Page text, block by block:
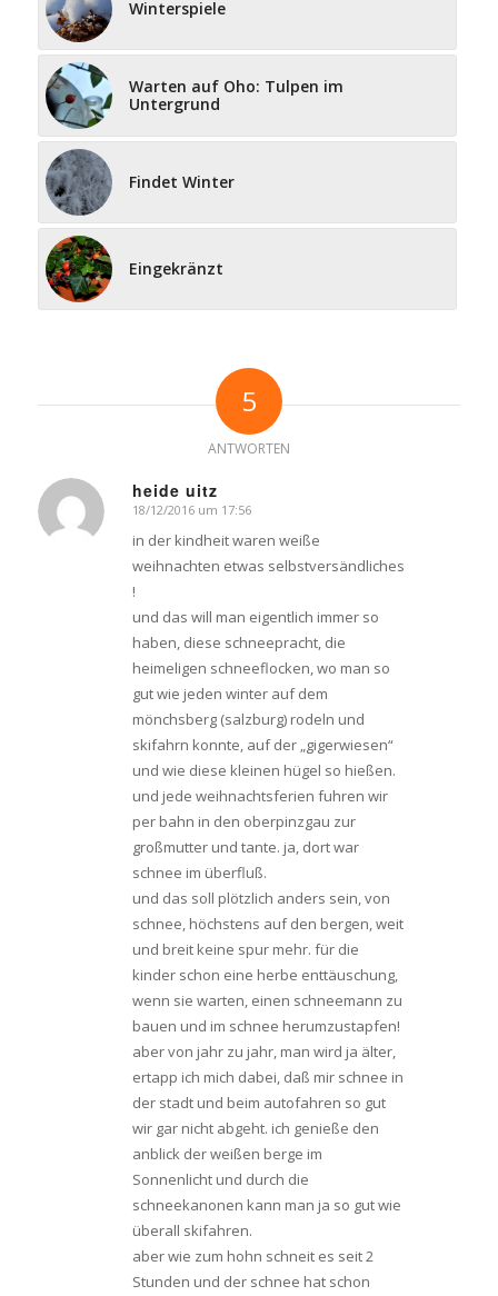
Winterspiele
Warten auf Oho: Tulpen im
Untergrund
Findet Winter
Eingekränzt
5
ANTWORTEN
heide uitz
says:
18/12/2016 um 17:56
in der kindheit waren weiße
weihnachten etwas selbstversändliches
!
und das will man eigentlich immer so
haben, diese schneepracht, die
heimeligen schneeflocken, wo man so
gut wie jeden winter auf dem
mönchsberg (salzburg) rodeln und
skifahrn konnte, auf der „gigerwiesen“
und wie diese kleinen hügel so hießen.
und jede weihnachtsferien fuhren wir
per bahn in den oberpinzgau zur
großmutter und tante. ja, dort war
schnee im überfluß.
und das soll plötzlich anders sein, von
schnee, höchstens auf den bergen, weit
und breit keine spur mehr. für die
kinder schon eine herbe enttäuschung,
wenn sie warten, einen schneemann zu
bauen und im schnee herumzustapfen!
aber von jahr zu jahr, man wird ja älter,
ertapp ich mich dabei, daß mir schnee in
der stadt und beim autofahren so gut
wir gar nicht abgeht. ich genieße den
anblick der weißen berge im
Sonnenlicht und durch die
schneekanonen kann man ja so gut wie
überall skifahren.
aber wie zum hohn schneit es seit 2
Stunden und der schnee hat schon